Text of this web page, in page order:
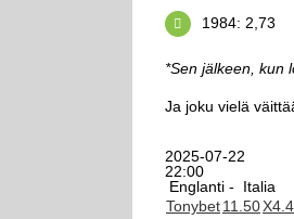
1984: 2,73
*Sen jälkeen, kun
Ja joku vielä
2025-07-22
22:00
Englanti -
Italia
Tonybet11.50X